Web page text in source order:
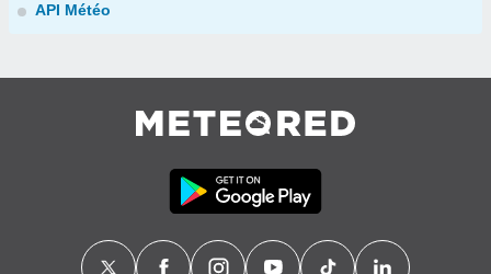
API Météo